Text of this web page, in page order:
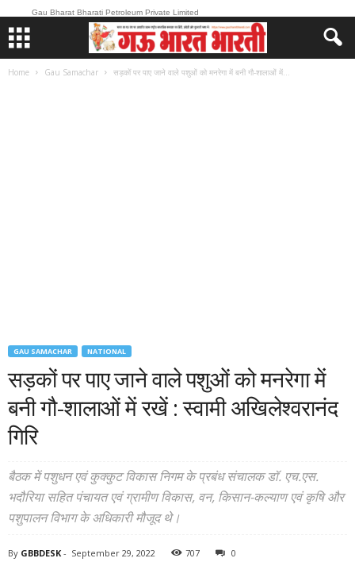
Gau Bharat Bharati Petroleum Private Limited
Home Gau Samachar सड़कों पर पाए जाने वाले पशुओं को मनरेगा में बनी गौ-शालाओं में...
GAU SAMACHAR NATIONAL
सड़कों पर पाए जाने वाले पशुओं को मनरेगा में
बनी गौ-शालाओं में रखें : स्वामी अखिलेश्वरानंद
गिरि
बैठक में पशुधन एवं कुक्कुट विकास निगम के प्रबंध संचालक डॉ. एच.एस.
भदौरिया सहित पंचायत एवं ग्रामीण विकास, वन, किसान-कल्याण एवं कृषि और
पशुपालन विभाग के अधिकारी मौजूद थे।
By GBBDESK - September 29, 2022 707 0